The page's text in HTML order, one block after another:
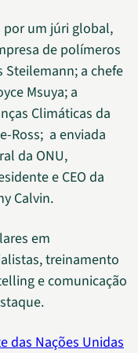
por um júri global,
de polímeros
Steilemann; a chefe
Msuya; a
Climáticas da
Ross; a enviada
da ONU,
e CEO da
Calvin.
em
treinamento
e comunicação
das Nações Unidas